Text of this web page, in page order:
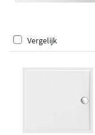
Vergelijk